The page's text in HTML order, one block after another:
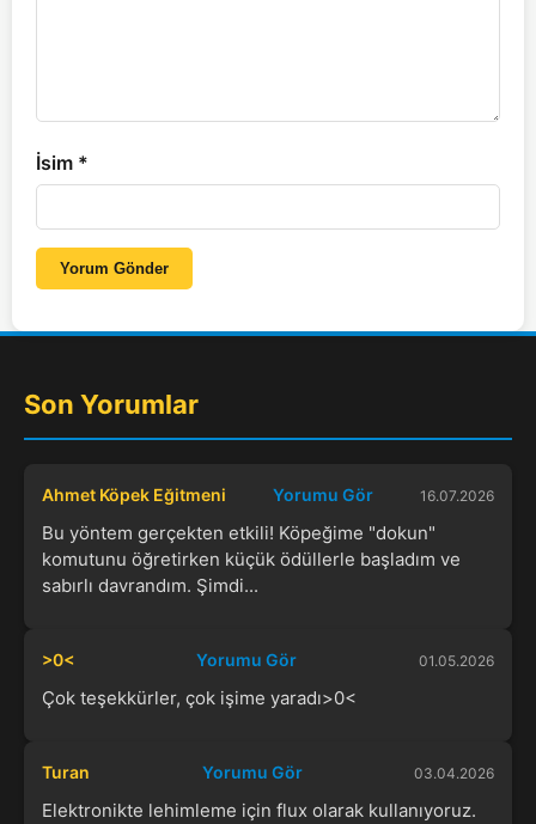
İsim *
Yorum Gönder
Son Yorumlar
Ahmet Köpek Eğitmeni Yorumu Gör 16.07.2026
Bu yöntem gerçekten etkili! Köpeğime "dokun"
komutunu öğretirken küçük ödüllerle başladım ve
sabırlı davrandım. Şimdi...
>0< Yorumu Gör 01.05.2026
Çok teşekkürler, çok işime yaradı>0<
Turan Yorumu Gör 03.04.2026
Elektronikte lehimleme için flux olarak kullanıyoruz.